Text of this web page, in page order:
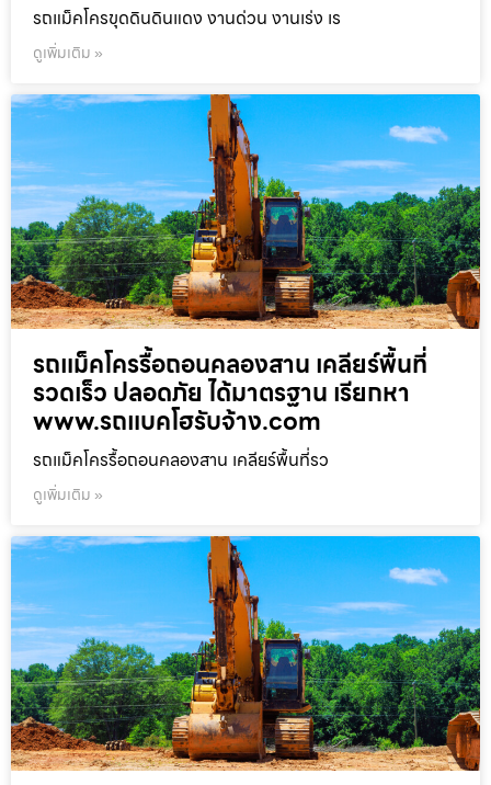
รถแม็คโครขุดดินดินแดง งานด่วน งานเร่ง เร
ดูเพิ่มเติม »
รถแม็คโครรื้อถอนคลองสาน เคลียร์พื้นที่
รวดเร็ว ปลอดภัย ได้มาตรฐาน เรียกหา
www.รถแบคโฮรับจ้าง.com
รถแม็คโครรื้อถอนคลองสาน เคลียร์พื้นที่รว
ดูเพิ่มเติม »